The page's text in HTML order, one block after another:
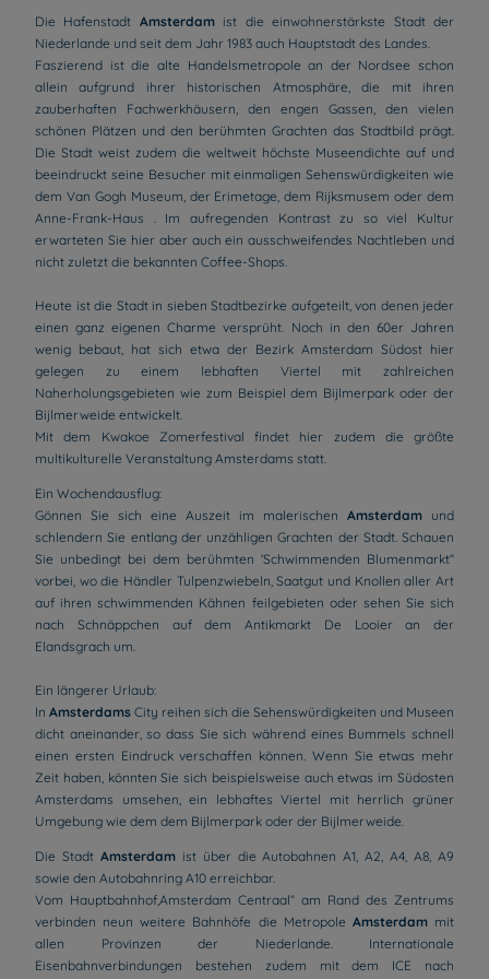
Die Hafenstadt Amsterdamist die einwohnerstärkste Stadt der
Niederlande und seit dem Jahr 1983 auch Hauptstadt des Landes.
Faszierend ist die alte Handelsmetropole an der Nordsee schon
allein aufgrund ihrer historischen Atmosphäre, die mit ihren
zauberhaften Fachwerkhäusern, den engen Gassen, den vielen
schönen Plätzen und den berühmten Grachten das Stadtbild prägt.
Die Stadt weist zudem die weltweit höchste Museendichte auf und
beeindruckt seine Besucher mit einmaligen Sehenswürdigkeiten wie
dem Van Gogh Museum, der Erimetage, dem Rijksmusem oder dem
Anne-Frank-Haus . Im aufregenden Kontrast zu so viel Kultur
erwarteten Sie hier aber auch ein ausschweifendes Nachtleben und
nicht zuletzt die bekannten Coffee-Shops.
Heute ist die Stadt in sieben Stadtbezirke aufgeteilt, von denen jeder
einen ganz eigenen Charme versprüht. Noch in den 60er Jahren
wenig bebaut, hat sich etwa der Bezirk Amsterdam Südost hier
gelegen zu einem lebhaften Viertel mit zahlreichen
Naherholungsgebieten wie zum Beispiel dem Bijlmerpark oder der
Bijlmerweide entwickelt.
Mit dem Kwakoe Zomerfestival findet hier zudem die größte
multikulturelle Veranstaltung Amsterdams statt.
Ein Wochendausflug:
Gönnen Sie sich eine Auszeit im malerischen Amsterdam und
schlendern Sie entlang der unzähligen Grachten der Stadt. Schauen
Sie unbedingt bei dem berühmten 'Schwimmenden Blumenmarkt“
vorbei, wo die Händler Tulpenzwiebeln, Saatgut und Knollen aller Art
auf ihren schwimmenden Kähnen feilgebieten oder sehen Sie sich
nach Schnäppchen auf dem Antikmarkt De Looier an der
Elandsgrach um.
Ein längerer Urlaub:
In Amsterdams City reihen sich die Sehenswürdigkeiten und Museen
dicht aneinander, so dass Sie sich während eines Bummels schnell
einen ersten Eindruck verschaffen können. Wenn Sie etwas mehr
Zeit haben, könnten Sie sich beispielsweise auch etwas im Südosten
Amsterdams umsehen, ein lebhaftes Viertel mit herrlich grüner
Umgebung wie dem dem Bijlmerpark oder der Bijlmerweide.
Die Stadt Amsterdamist über die Autobahnen A1, A2, A4, A8, A9
sowie den Autobahnring A10 erreichbar.
Vom Hauptbahnhof,Amsterdam Centraal“ am Rand des Zentrums
verbinden neun weitere Bahnhöfe die Metropole Amsterdammit
allen Provinzen der Niederlande. Internationale
Eisenbahnverbindungen bestehen zudem mit dem ICE nach